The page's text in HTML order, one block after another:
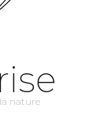
nature